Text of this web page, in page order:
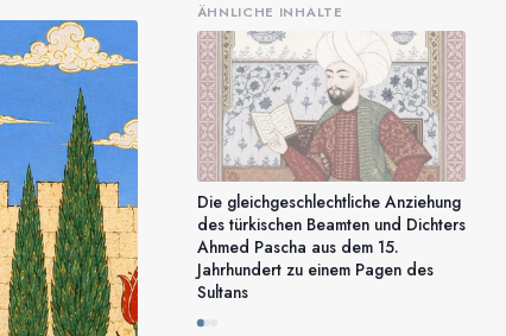
ÄHNLICHE INHALTE
Die gleichgeschlechtliche Anziehung
des türkischen Beamten und Dichters
Ahmed Pascha aus dem 15.
Jahrhundert zu einem Pagen des
Sultans